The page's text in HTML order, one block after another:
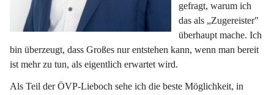
gefragt, warum ich
das als „Zugereister"
überhaupt mache. Ich
bin überzeugt, dass Großes nur entstehen kann, wenn man bereit
ist mehr zu tun, als eigentlich erwartet wird.
Als Teil der ÖVP-Lieboch sehe ich die beste Möglichkeit, in